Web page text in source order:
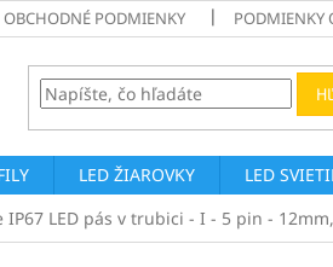
OBCHODNÉ PODMIENKY PODMIENKY
LED ŽIAROVKY LED
IP67 LED pás v trubici - I - 5 pin -